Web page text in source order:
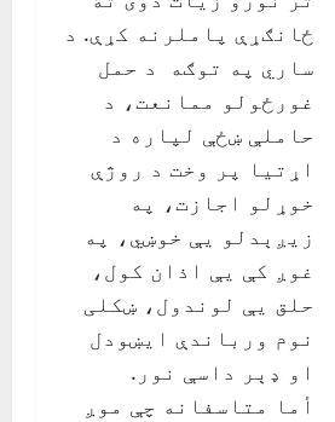
ځانګړې پاملرنه کړې. د
ساري په توګه د حمل
غورځولو ممانعت، د
حاملې ښځې لپاره د
اړتيا پر وخت د روژې
خوړلو اجازت، په
زيږېدلو يې خوښي، په
غوږ کې يې اذان کول،
حلق يې لوندول، ښکلی
نوم ورباندې ايښودل
او ډېر داسې نور.
أما متاسفانه چې موږ